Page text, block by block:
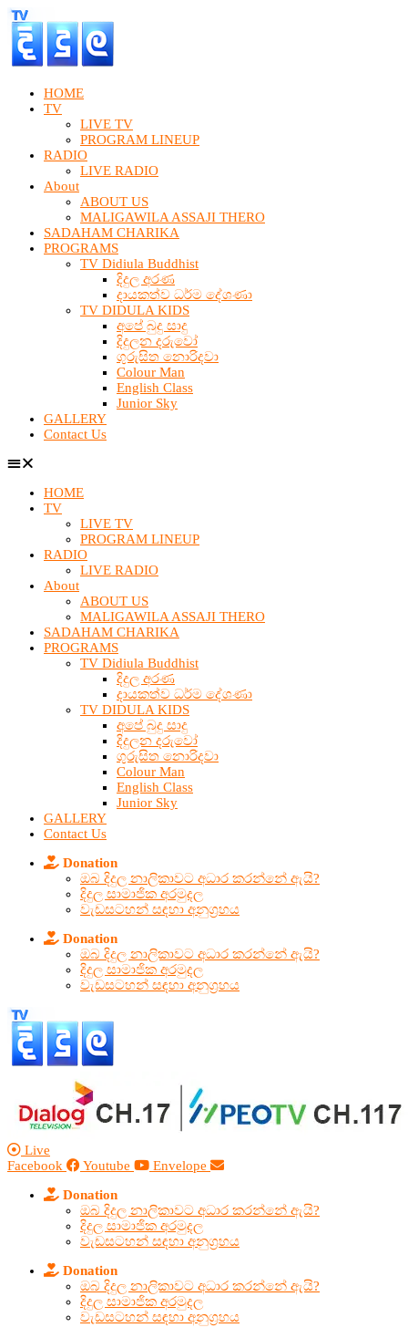
HOME
TV
LIVE TV
PROGRAM LINEUP
RADIO
LIVE RADIO
About
ABOUT US
MALIGAWILA ASSAJI THERO
SADAHAM CHARIKA
PROGRAMS
TV Didiula Buddhist
දිදුල අරණ
දායකත්ව ධර්ම දේශණා
TV DIDULA KIDS
අපේ බුදු සාදු
දිදුලන දරුවෝ
ගුරුසිත නොරිදවා
Colour Man
English Class
Junior Sky
GALLERY
Contact Us
HOME
TV
LIVE TV
PROGRAM LINEUP
RADIO
LIVE RADIO
About
ABOUT US
MALIGAWILA ASSAJI THERO
SADAHAM CHARIKA
PROGRAMS
TV Didiula Buddhist
දිදුල අරණ
දායකත්ව ධර්ම දේශණා
TV DIDULA KIDS
අපේ බුදු සාදු
දිදුලන දරුවෝ
ගුරුසිත නොරිදවා
Colour Man
English Class
Junior Sky
GALLERY
Contact Us
Donation
ඔබ දිදුල නාලිකාවට අධාර කරන්නේ ඇයි?
දිදුල සාමාජික අරමුදල
වැඩසටහන් සඳහා අනුග්‍රහය
Donation
ඔබ දිදුල නාලිකාවට අධාර කරන්නේ ඇයි?
දිදුල සාමාජික අරමුදල
වැඩසටහන් සඳහා අනුග්‍රහය
Live
Facebook
Youtube Envelope
Donation
ඔබ දිදුල නාලිකාවට අධාර කරන්නේ ඇයි?
දිදුල සාමාජික අරමුදල
වැඩසටහන් සඳහා අනුග්‍රහය
Donation
ඔබ දිදුල නාලිකාවට අධාර කරන්නේ ඇයි?
දිදුල සාමාජික අරමුදල
වැඩසටහන් සඳහා අනුග්‍රහය